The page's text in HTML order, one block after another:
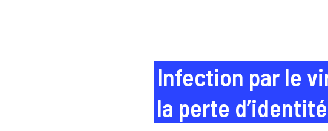
Infection par le
la perte